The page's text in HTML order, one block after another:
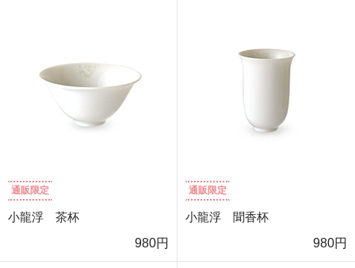
通販限定
小龍浮 茶杯
980円
通販限定
小龍浮 聞香杯
980円